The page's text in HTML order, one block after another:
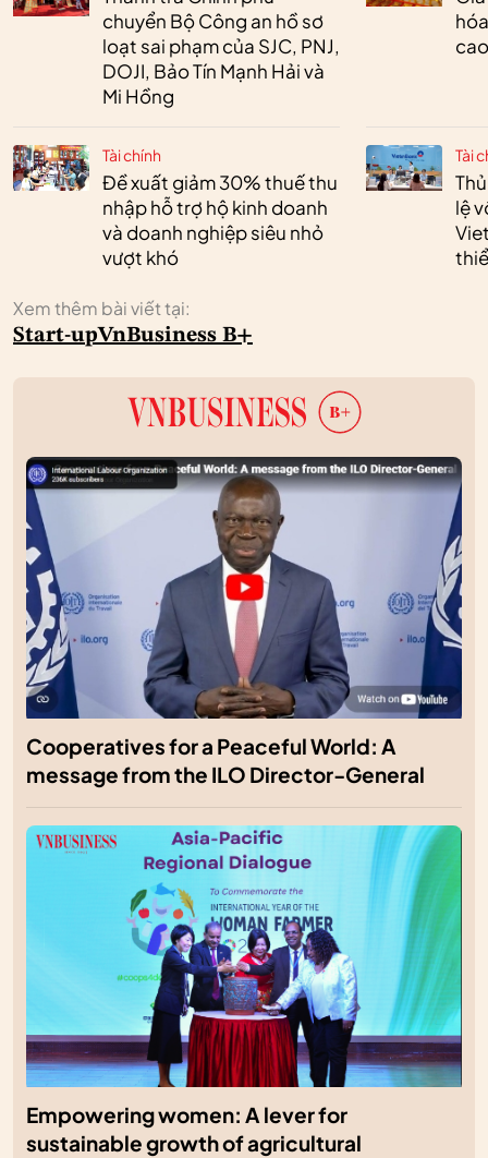
chuyển Bộ Công an hồ sơ
loạt sai phạm của SJC, PNJ,
DOJI, Bảo Tín Mạnh Hải và
Mi Hồng
Tài chính
Đề xuất giảm 30% thuế thu
nhập hỗ trợ hộ kinh doanh
và doanh nghiệp siêu nhỏ
vượt khó
Tài
lệ
Xem thêm bài viết tại:
Start-upVnBusiness B+
Cooperatives for a Peaceful World: A
message from the ILO Director-General
Empowering women: A lever for
sustainable growth of agricultural